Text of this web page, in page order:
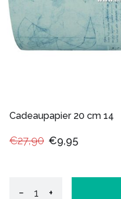
Cadeaupapier 20 cm 14
€27,90 €9,95
− +